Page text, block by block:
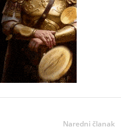
Naredni članak